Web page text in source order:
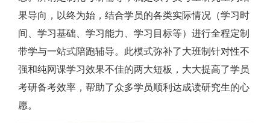
果导向，以终为始，结合学员的各类实际情况（学习时
间、学习基础、学习能力、学习目标等）进行全程定制
带学与一站式陪跑辅导。此模式弥补了大班制针对性不
强和纯网课学习效果不佳的两大短板，大大提高了学员
考研备考效率，帮助了众多学员顺利达成读研究生的心
愿。